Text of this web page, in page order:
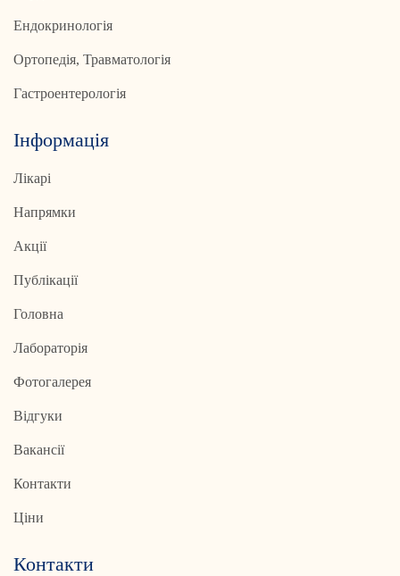
Ендокринологія
Ортопедія, Травматологія
Гастроентерологія
Інформація
Лікарі
Напрямки
Акції
Публікації
Головна
Лабораторія
Фотогалерея
Відгуки
Вакансії
Контакти
Ціни
Контакти